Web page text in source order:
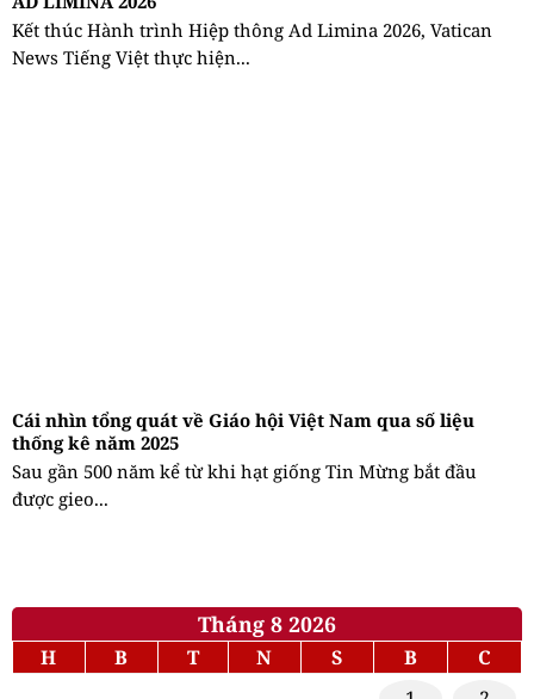
Kết thúc Hành trình Hiệp thông Ad Limina 2026, Vatican
News Tiếng Việt thực hiện...
Cái nhìn tổng quát về Giáo hội Việt Nam qua số liệu
thống kê năm 2025
Sau gần 500 năm kể từ khi hạt giống Tin Mừng bắt đầu
được gieo...
Tháng 8 2026
H B T N S B
C